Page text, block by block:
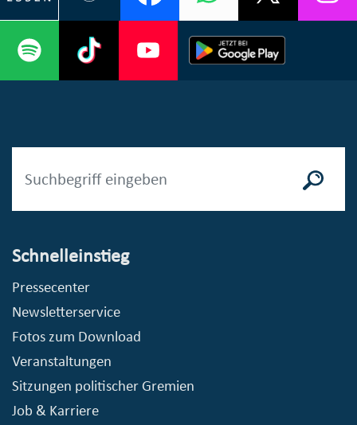
Schnelleinstieg
Pressecenter
Newsletterservice
Fotos zum Download
Veranstaltungen
Sitzungen politischer Gremien
Job & Karriere